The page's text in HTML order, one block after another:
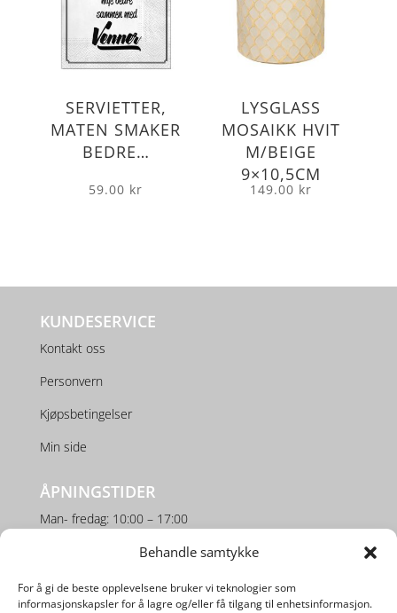
Behandle samtykke
For å gi de beste opplevelsene bruker vi teknologier som
informasjonskapsler for å lagre og/eller få tilgang til enhetsinformasjon.
SERVIETTER,
MATEN SMAKER
BEDRE…
59.00 kr
LYSGLASS
MOSAIKK HVIT
M/BEIGE
9×10,5CM
149.00 kr
KUNDESERVICE
Kontakt oss
Personvern
Kjøpsbetingelser
Min side
ÅPNINGSTIDER
Man- fredag: 10:00 – 17:00
Lørdag: 10:00 – 16:00
SOSIALE MEDIER